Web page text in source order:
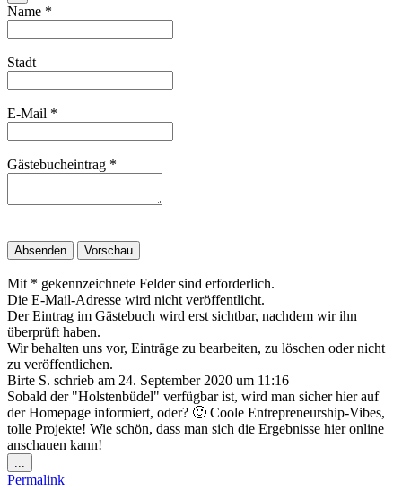
Formular
ausblenden
Name *
Stadt
E-Mail *
Gästebucheintrag *
Mit * gekennzeichnete Felder sind erforderlich.
Die E-Mail-Adresse wird nicht veröffentlicht.
Der Eintrag im Gästebuch wird erst sichtbar, nachdem wir ihn
überprüft haben.
Wir behalten uns vor, Einträge zu bearbeiten, zu löschen oder nicht
zu veröffentlichen.
Birte S. schrieb am 24. September 2020 um 11:16
Sobald der "Holstenbüdel" verfügbar ist, wird man sicher hier auf
der Homepage informiert, oder? 🙂 Coole Entrepreneurship-Vibes,
tolle Projekte! Wie schön, dass man sich die Ergebnisse hier online
anschauen kann!
Metabox
Permalink